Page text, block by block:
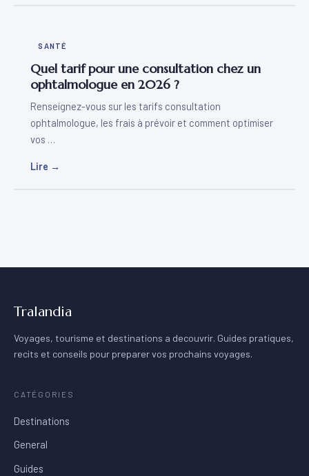
SANTÉ
Quel tarif pour une consultation chez un
ophtalmologue en 2026 ?
Renseignez-vous sur les tarifs consultation
ophtalmologue, les frais à prévoir et comment optimiser
vos …
Lire →
Tralandia
Voyages, tourisme et destinations a decouvrir. Guides pratiques,
recits et conseils pour preparer vos prochains voyages.
CATÉGORIES
Destinations
General
Guides